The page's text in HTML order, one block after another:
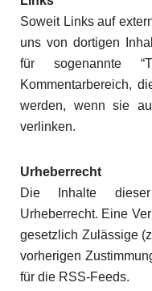
Soweit Links auf
uns von dortigen
für sogenannte
Kommentarbereich,
werden, wenn sie
verlinken.
Urheberrecht
Die Inhalte
Urheberrecht. Eine
gesetzlich Zulässige
vorherigen
für die RSS-Feeds.